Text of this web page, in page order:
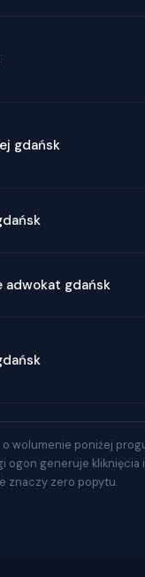
gdańsk
gdańsk
o wolumenie poniżej
ogon generuje
znaczy zero popytu.